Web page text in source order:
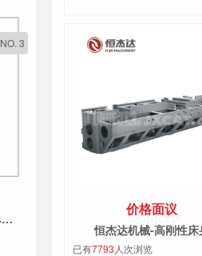
恒杰达机械-HJD-MJ153A单片锯系列
NO. 3
价格面议
恒杰达机械-高刚性床
已有7793 人次浏览